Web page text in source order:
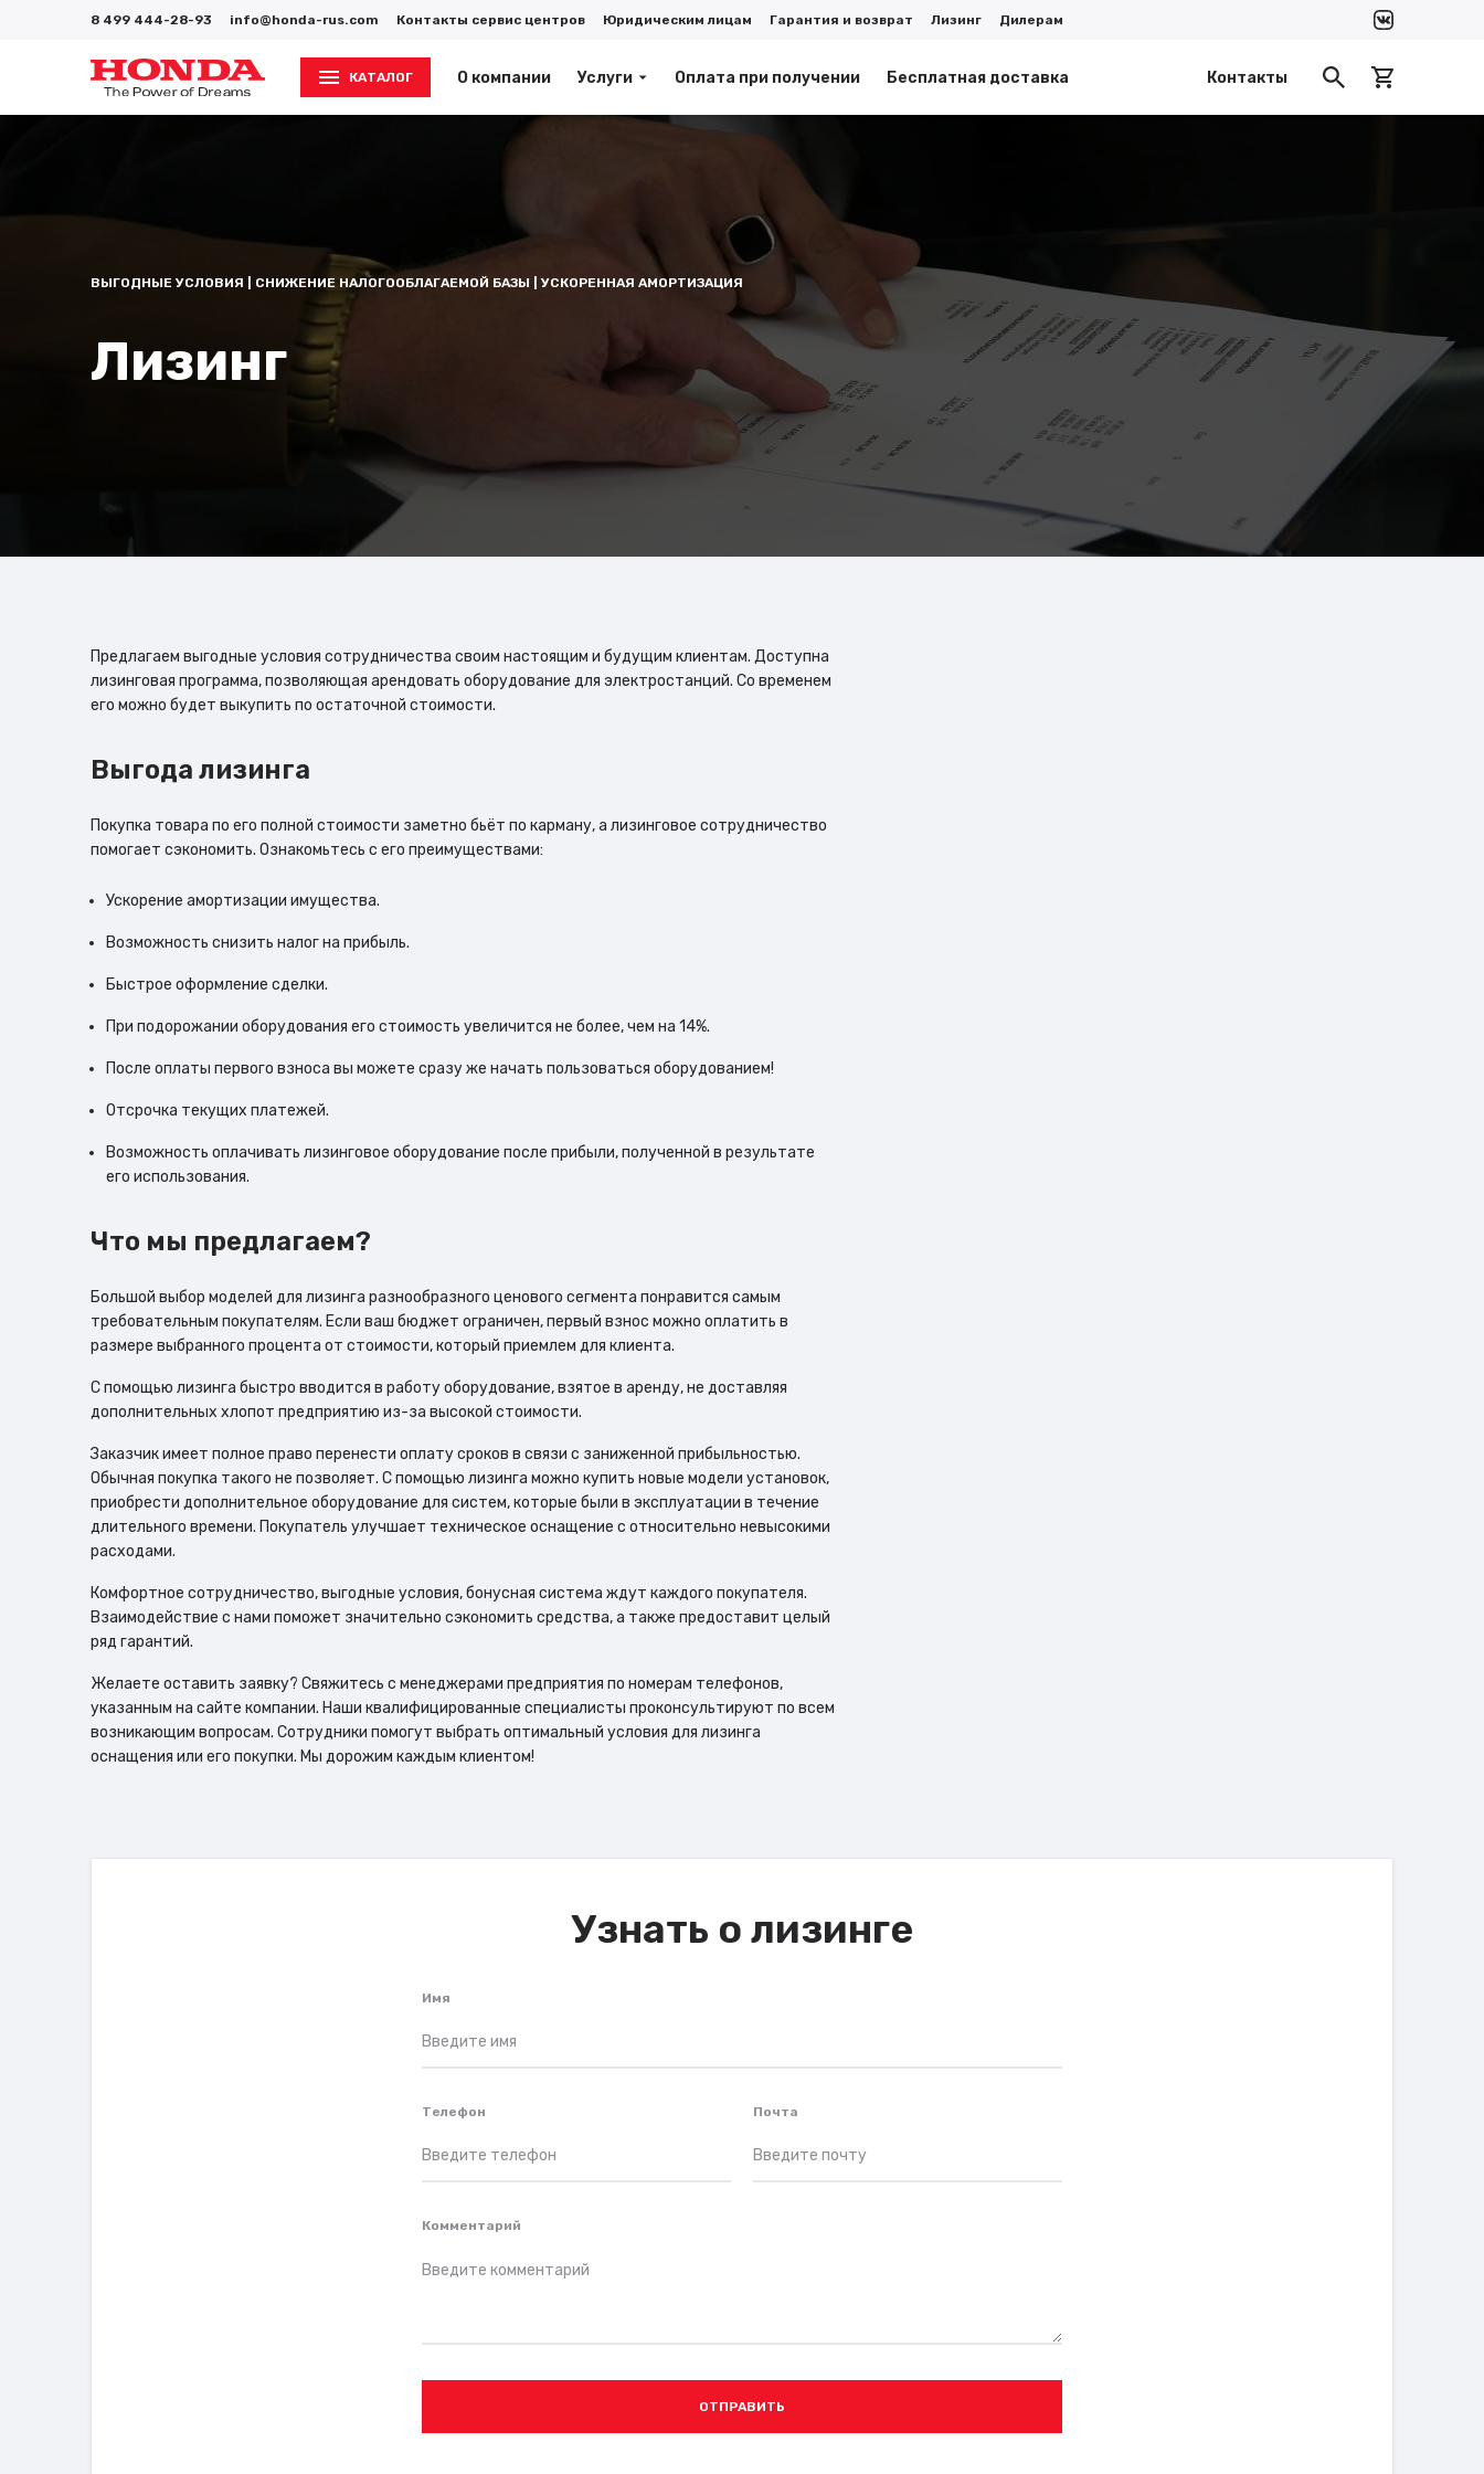
8 499 444-28-93 info@honda-rus.com Контакты сервис центров Юридическим лицам Гарантия и возврат Лизинг Дилерам
КАТАЛОГ О компании Услуги Оплата при получении Бесплатная доставка Контакты
ВЫГОДНЫЕ УСЛОВИЯ | СНИЖЕНИЕ НАЛОГООБЛАГАЕМОЙ БАЗЫ | УСКОРЕННАЯ АМОРТИЗАЦИЯ
Лизинг
Предлагаем выгодные условия сотрудничества своим настоящим и будущим клиентам. Доступна
лизинговая программа, позволяющая арендовать оборудование для электростанций. Со временем
его можно будет выкупить по остаточной стоимости.
Выгода лизинга
Покупка товара по его полной стоимости заметно бьёт по карману, а лизинговое сотрудничество
помогает сэкономить. Ознакомьтесь с его преимуществами:
Ускорение амортизации имущества.
Возможность снизить налог на прибыль.
Быстрое оформление сделки.
При подорожании оборудования его стоимость увеличится не более, чем на 14%.
После оплаты первого взноса вы можете сразу же начать пользоваться оборудованием!
Отсрочка текущих платежей.
Возможность оплачивать лизинговое оборудование после прибыли, полученной в результате
его использования.
Что мы предлагаем?
Большой выбор моделей для лизинга разнообразного ценового сегмента понравится самым
требовательным покупателям. Если ваш бюджет ограничен, первый взнос можно оплатить в
размере выбранного процента от стоимости, который приемлем для клиента.
С помощью лизинга быстро вводится в работу оборудование, взятое в аренду, не доставляя
дополнительных хлопот предприятию из-за высокой стоимости.
Заказчик имеет полное право перенести оплату сроков в связи с заниженной прибыльностью.
Обычная покупка такого не позволяет. С помощью лизинга можно купить новые модели установок,
приобрести дополнительное оборудование для систем, которые были в эксплуатации в течение
длительного времени. Покупатель улучшает техническое оснащение с относительно невысокими
расходами.
Комфортное сотрудничество, выгодные условия, бонусная система ждут каждого покупателя.
Взаимодействие с нами поможет значительно сэкономить средства, а также предоставит целый
ряд гарантий.
Желаете оставить заявку? Свяжитесь с менеджерами предприятия по номерам телефонов,
указанным на сайте компании. Наши квалифицированные специалисты проконсультируют по всем
возникающим вопросам. Сотрудники помогут выбрать оптимальный условия для лизинга
оснащения или его покупки. Мы дорожим каждым клиентом!
Узнать о лизинге
Имя
Телефон Почта
Комментарий
ОТПРАВИТЬ